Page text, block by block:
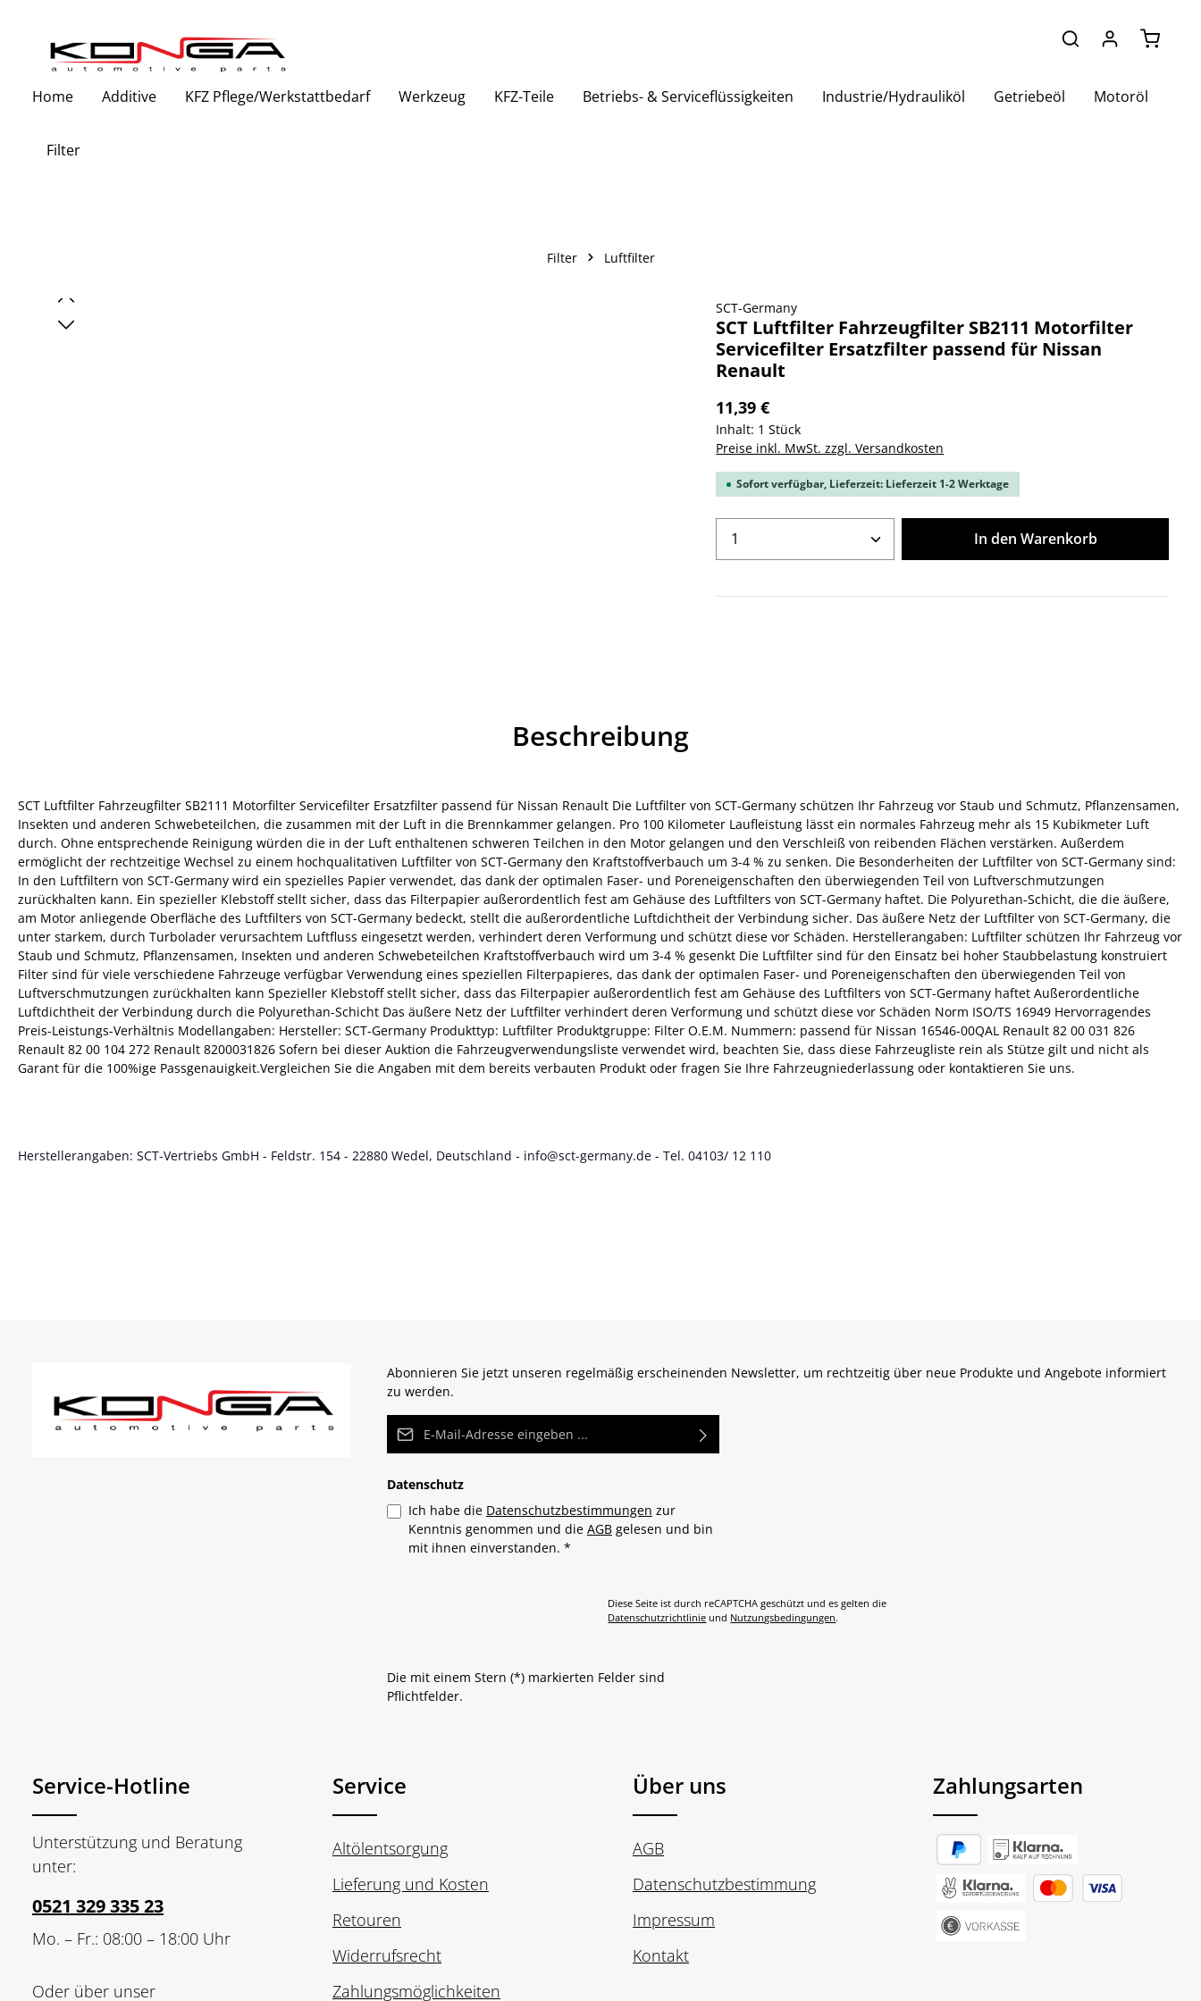
Home Additive KFZ Pflege/Werkstattbedarf Werkzeug KFZ-Teile Betriebs- & Serviceflüssigkeiten Industrie/Hydrauliköl Getriebeöl Motoröl
Filter
Filter Luftfilter
Bildergalerie überspringen SCT-Germany
SCT Luftfilter Fahrzeugfilter SB2111 Motorfilter
Servicefilter Ersatzfilter passend für Nissan
Renault
11,39 €
Inhalt: 1 Stück
Preise inkl. MwSt. zzgl. Versandkosten
Sofort verfügbar, Lieferzeit: Lieferzeit 1-2 Werktage
Produkt Anzahl: Gib den gewünschten Wert
In den Warenkorb
Beschreibung
SCT Luftfilter Fahrzeugfilter SB2111 Motorfilter Servicefilter Ersatzfilter passend für Nissan Renault Die Luftfilter von SCT-Germany schützen Ihr Fahrzeug vor Staub und Schmutz, Pflanzensamen,
Insekten und anderen Schwebeteilchen, die zusammen mit der Luft in die Brennkammer gelangen. Pro 100 Kilometer Laufleistung lässt ein normales Fahrzeug mehr als 15 Kubikmeter Luft
durch. Ohne entsprechende Reinigung würden die in der Luft enthaltenen schweren Teilchen in den Motor gelangen und den Verschleiß von reibenden Flächen verstärken. Außerdem
ermöglicht der rechtzeitige Wechsel zu einem hochqualitativen Luftfilter von SCT-Germany den Kraftstoffverbauch um 3-4 % zu senken. Die Besonderheiten der Luftfilter von SCT-Germany sind:
In den Luftfiltern von SCT-Germany wird ein spezielles Papier verwendet, das dank der optimalen Faser- und Poreneigenschaften den überwiegenden Teil von Luftverschmutzungen
zurückhalten kann. Ein spezieller Klebstoff stellt sicher, dass das Filterpapier außerordentlich fest am Gehäuse des Luftfilters von SCT-Germany haftet. Die Polyurethan-Schicht, die die äußere,
am Motor anliegende Oberfläche des Luftfilters von SCT-Germany bedeckt, stellt die außerordentliche Luftdichtheit der Verbindung sicher. Das äußere Netz der Luftfilter von SCT-Germany, die
unter starkem, durch Turbolader verursachtem Luftfluss eingesetzt werden, verhindert deren Verformung und schützt diese vor Schäden. Herstellerangaben: Luftfilter schützen Ihr Fahrzeug vor
Staub und Schmutz, Pflanzensamen, Insekten und anderen Schwebeteilchen Kraftstoffverbauch wird um 3-4 % gesenkt Die Luftfilter sind für den Einsatz bei hoher Staubbelastung konstruiert
Filter sind für viele verschiedene Fahrzeuge verfügbar Verwendung eines speziellen Filterpapieres, das dank der optimalen Faser- und Poreneigenschaften den überwiegenden Teil von
Luftverschmutzungen zurückhalten kann Spezieller Klebstoff stellt sicher, dass das Filterpapier außerordentlich fest am Gehäuse des Luftfilters von SCT-Germany haftet Außerordentliche
Luftdichtheit der Verbindung durch die Polyurethan-Schicht Das äußere Netz der Luftfilter verhindert deren Verformung und schützt diese vor Schäden Norm ISO/TS 16949 Hervorragendes
Preis-Leistungs-Verhältnis Modellangaben: Hersteller: SCT-Germany Produkttyp: Luftfilter Produktgruppe: Filter O.E.M. Nummern: passend für Nissan 16546-00QAL Renault 82 00 031 826
Renault 82 00 104 272 Renault 8200031826 Sofern bei dieser Auktion die Fahrzeugverwendungsliste verwendet wird, beachten Sie, dass diese Fahrzeugliste rein als Stütze gilt und nicht als
Garant für die 100%ige Passgenauigkeit.Vergleichen Sie die Angaben mit dem bereits verbauten Produkt oder fragen Sie Ihre Fahrzeugniederlassung oder kontaktieren Sie uns.
Herstellerangaben: SCT-Vertriebs GmbH - Feldstr. 154 - 22880 Wedel, Deutschland - info@sct-germany.de - Tel. 04103/ 12 110
Abonnieren Sie jetzt unseren regelmäßig erscheinenden Newsletter, um rechtzeitig über neue Produkte und Angebote informiert
zu werden.
E-Mail-Adresse*
Datenschutz
Ich habe die Datenschutzbestimmungen zur
Kenntnis genommen und die AGBgelesen und bin
mit ihnen einverstanden. *
Diese Seite ist durch reCAPTCHA geschützt und es gelten die
Datenschutzrichtlinie und Nutzungsbedingungen.
Die mit einem Stern (*) markierten Felder sind
Pflichtfelder.
Service-Hotline
Unterstützung und Beratung
unter:
0521 329 335 23
Mo. – Fr.: 08:00 – 18:00 Uhr
Oder über unser
Service
Altölentsorgung
Lieferung und Kosten
Retouren
Widerrufsrecht
Zahlungsmöglichkeiten
Über uns
AGB
Datenschutzbestimmung
Impressum
Kontakt
Zahlungsarten